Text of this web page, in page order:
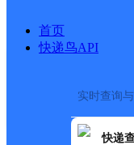
首页
快递鸟API
实时查询
快递